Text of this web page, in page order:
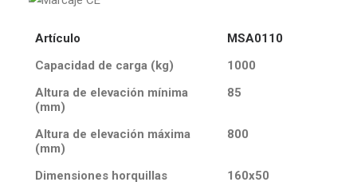
Artículo
MSA0110
Capacidad de carga (kg)
1000
Altura de elevación mínima
(mm)
85
Altura de elevación máxima
(mm)
800
Dimensiones horquillas
160x50